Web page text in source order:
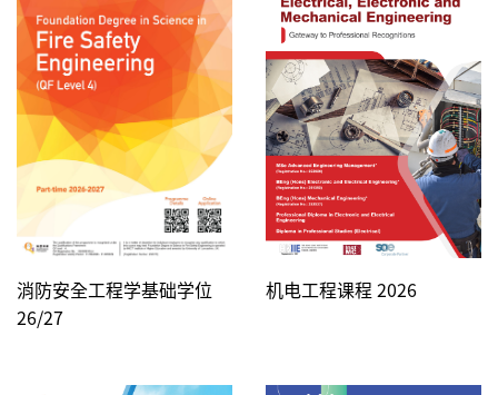
消防安全工程学基础学位
26/27
机电工程课程 2026